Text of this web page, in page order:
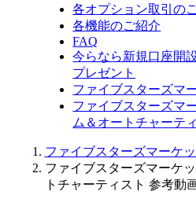
各オプション取引の
各機能のご紹介
FAQ
今らなら新規口座開
プレゼント
ファイブスターズマ
ファイブスターズマ
ム＆オートチャーテ
ファイブスターズマーケ
ファイブスターズマーケ
トチャーティスト 参考動